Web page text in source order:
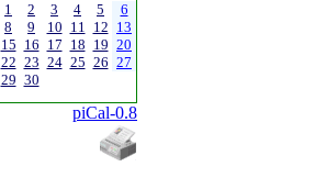
1
2 3 4 5
6
8 9 10 11 12 13
15 16 17 18 19 20
22 23 24 25 26 27
29 30
piCal-0.8